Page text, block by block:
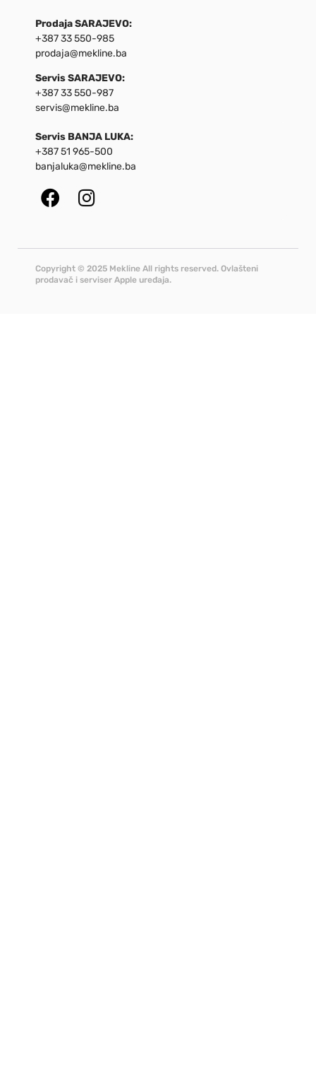
Prodaja SARAJEVO:
+387 33 550-985
prodaja@mekline.ba
Servis SARAJEVO:
+387 33 550-987
servis@mekline.ba
Servis BANJA LUKA:
+387 51 965-500
banjaluka@mekline.ba
Copyright © 2025 Mekline All rights reserved. Ovlašteni
prodavač i serviser Apple uređaja.